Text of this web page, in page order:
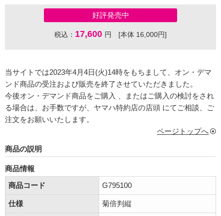
好評発売中
税込： 17,600 円 [本体 16,000円]
当サイトでは2023年4月4日(火)14時をもちまして、オン・デマ
ンド商品の受注および販売を終了させていただきました。
今後オン・デマンド商品をご購入 、またはご購入の検討をされ
る場合は、お手数ですが、ヤマハ特約店の店頭 にてご相談、ご
注文をお願いいたします。
ページトップへ
商品の説明
商品情報
商品コード
G795100
仕様 菊倍判縦